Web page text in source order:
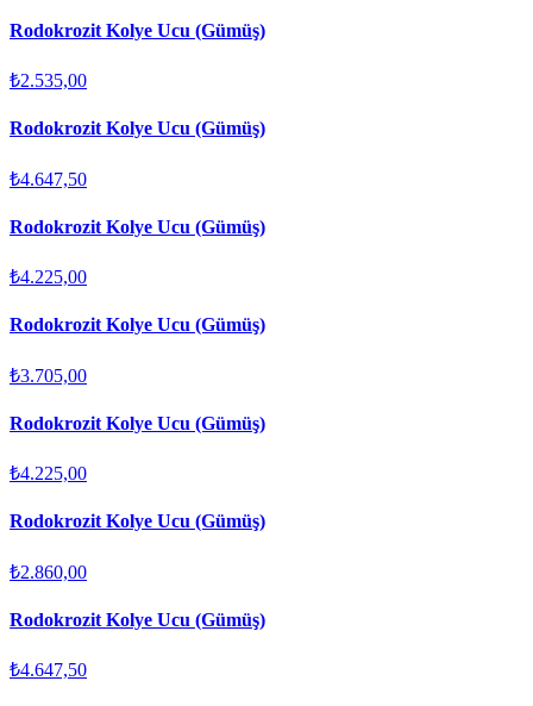
Rodokrozit Kolye Ucu (Gümüş)
₺2.535,00
Rodokrozit Kolye Ucu (Gümüş)
₺4.647,50
Rodokrozit Kolye Ucu (Gümüş)
₺4.225,00
Rodokrozit Kolye Ucu (Gümüş)
₺3.705,00
Rodokrozit Kolye Ucu (Gümüş)
₺4.225,00
Rodokrozit Kolye Ucu (Gümüş)
₺2.860,00
Rodokrozit Kolye Ucu (Gümüş)
₺4.647,50